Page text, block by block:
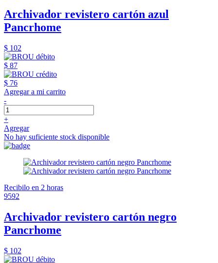
Archivador revistero cartón azul
Pancrhome
$ 102
$ 87
$ 76
Agregar a mi carrito
-
+
Agregar
No hay suficiente stock disponible
Recibilo en 2 horas
9592
Archivador revistero cartón negro
Pancrhome
$ 102